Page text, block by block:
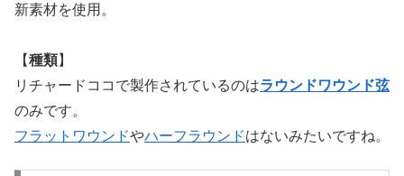
新素材を使用。
【種類 】
リチャードココで製作されているのはラウンドワウンド弦
のみです。
フラットワウンドやハーフラウンドはないみたいですね。